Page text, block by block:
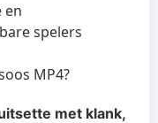
en
spelers
MP4?
met klank,